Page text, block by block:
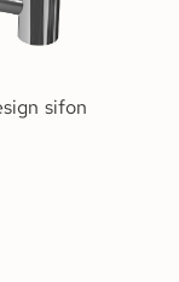
sifon